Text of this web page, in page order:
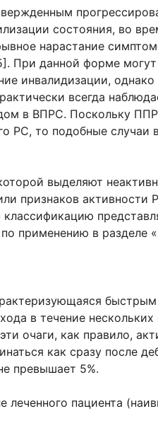
состояния, во
нарастание
При данной форме
инвалидизации, однако
всегда
в ВПРС. Поскольку
РС, то подобные случаи
выделяют
признаков
применению в разделе
в течение
очаги, как правило,
как сразу после
превышает 5%.
пациента